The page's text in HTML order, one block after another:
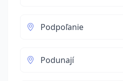
Podpoľanie
Podunají